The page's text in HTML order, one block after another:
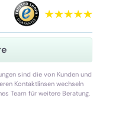
sind die von Kunden und
Kontaktlinsen wechseln
Team für weitere Beratung.